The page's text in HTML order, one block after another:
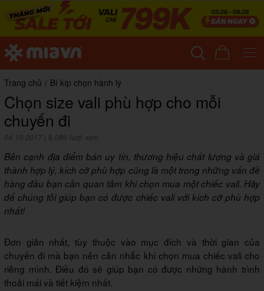
Trang chủ / Bí kíp chọn hành lý
Chọn size vali phù hợp cho mỗi
chuyến đi
04.10.2017 8,086 lượt xem
Bên cạnh địa điểm bán uy tín, thương hiệu chất lượng và giá
thành hợp lý, kích cỡ phù hợp cũng là một trong những vấn đề
hàng đầu bạn cần quan tâm khi chọn mua một chiếc vali. Hãy
để chúng tôi giúp bạn có được chiếc vali với kích cỡ phù hợp
nhất!
Đơn giản nhất, tùy thuộc vào mục đích và thời gian của
chuyến đi mà bạn nên cân nhắc khi chọn mua chiếc vali cho
riêng mình. Điều đó sẽ giúp bạn có được những hành trình
thoải mái và tiết kiệm nhất.